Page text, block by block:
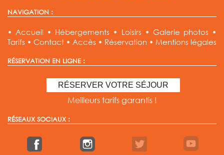
NAVIGATION :
•Accueil • Hébergements • Loisirs • Galerie photos •
Tarifs • Contact • Accès • Réservation • Mentions légales
RÉSERVATION EN LIGNE :
RÉSERVER VOTRE SÉJOUR
Meilleurs tarifs garantis !
RÉSEAUX SOCIAUX :